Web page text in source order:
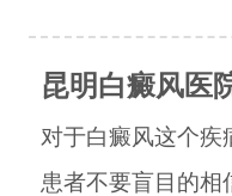
昆明白癜风医
对于白癜风这个疾
患者不要盲目的相